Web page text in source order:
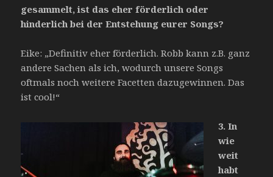
gesammelt, ist das eher förderlich oder
hinderlich bei der Entstehung eurer Songs?
Eike: „Definitiv eher förderlich. Robb kann z.B. ganz
andere Sachen als ich, wodurch unsere Songs
oftmals noch weitere Facetten dazugewinnen. Das
ist cool!“
3.In
wie
weit
habt